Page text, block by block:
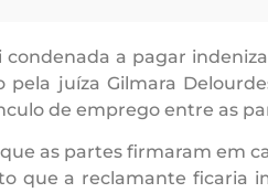
a pagar
pela juíza Gilmara
de emprego entre as
as partes firmaram em
que a reclamante ficaria